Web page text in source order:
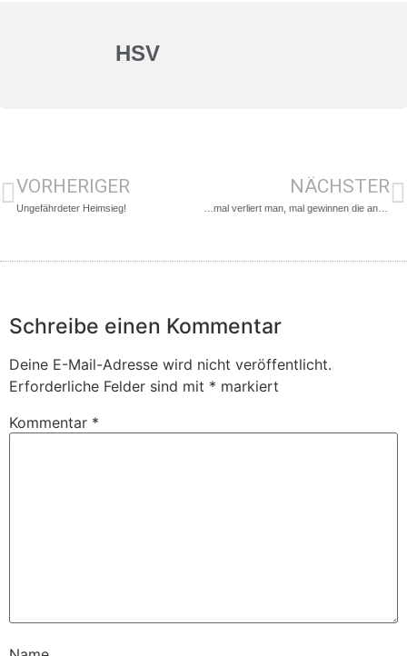
HSV
VORHERIGER
Ungefährdeter Heimsieg!
NÄCHSTER
…mal verliert man, mal gewinnen die anderen.
Schreibe einen Kommentar
Deine E-Mail-Adresse wird nicht veröffentlicht.
Erforderliche Felder sind mit * markiert
Kommentar *